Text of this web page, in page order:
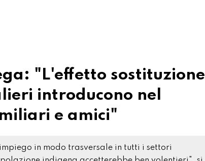
"L'effetto sostituzione
introducono nel
e amici"
in modo trasversale in tutti i settori